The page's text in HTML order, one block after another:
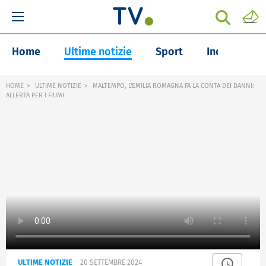
Home Ultime notizie Sport Inchieste
HOME ULTIME NOTIZIE
MALTEMPO, L'EMILIA ROMAGNA FA LA CONTA DEI DANNI:
ALLERTA PER I FIUMI
ULTIME NOTIZIE 20 SETTEMBRE 2024